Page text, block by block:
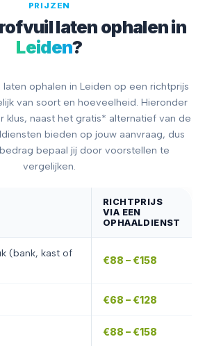
PRIJZEN
laten ophalen in
Leiden?
ophalen in Leiden op een richtprijs
van soort en hoeveelheid. Hieronder
klus, naast het gratis* alternatief van de
bieden op jouw aanvraag, dus
bepaal jij door voorstellen te
vergelijken.
RICHTPRIJS
VIA EEN
OPHAALDIENST
(bank, kast of
€88 – €158
€68 – €128
€88 – €158